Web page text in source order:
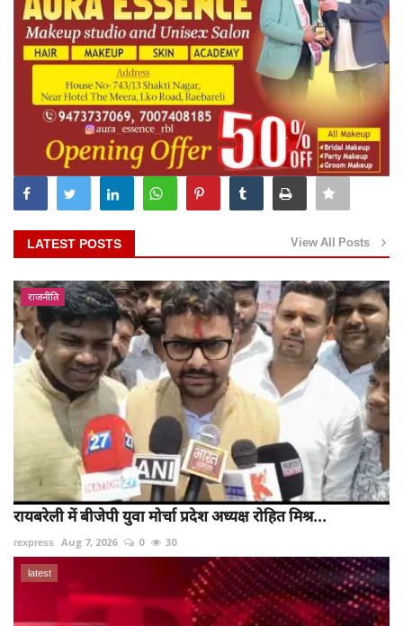
LATEST POSTS View All Posts
राजनीति
रायबरेली में बीजेपी युवा मोर्चा प्रदेश अध्यक्ष रोहित मिश्र...
rexpress Aug 7, 2026 0 30
latest